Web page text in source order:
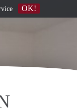
OK!